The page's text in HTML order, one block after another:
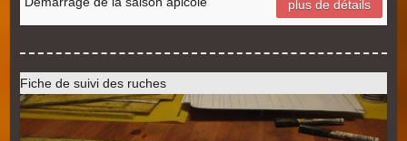
plus de détails
Fiche de suivi des ruches